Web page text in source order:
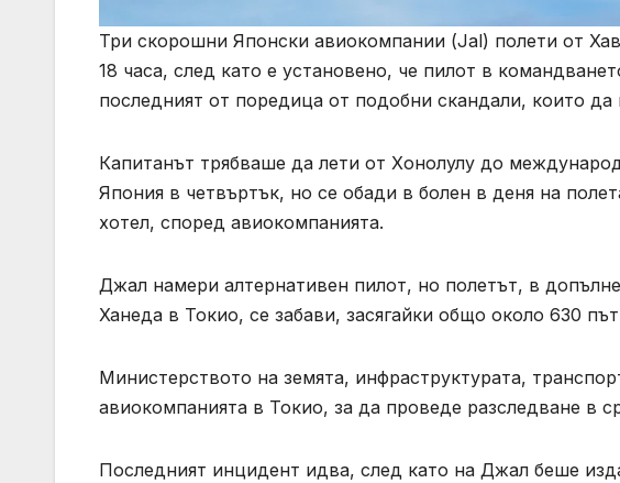
Три скорошни Японски авиокомпании (Jal) полети от
18 часа, след като е установено, че пилот в
последният от поредица от подобни скандали, които да
Капитанът трябваше да лети от Хонолулу до
Япония в четвъртък, но се обади в болен в деня на
хотел, според авиокомпанията.
Джал намери алтернативен пилот, но полетът, в
Ханеда в Токио, се забави, засягайки общо около 630
Министерството на земята, инфраструктурата,
авиокомпанията в Токио, за да проведе разследване в
Последният инцидент идва, след като на Джал беше